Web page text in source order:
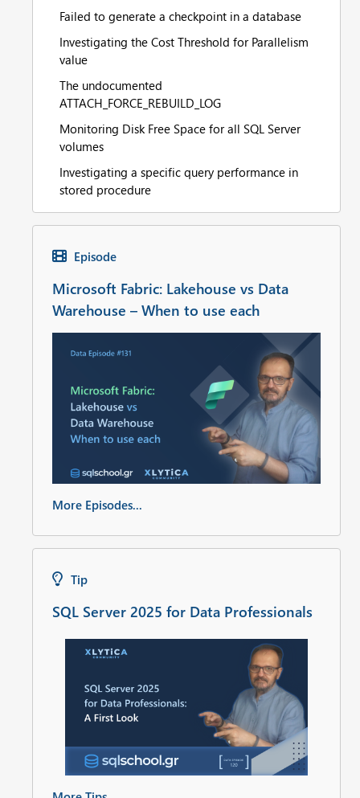
Failed to generate a checkpoint in a database
Investigating the Cost Threshold for Parallelism
value
The undocumented
ATTACH_FORCE_REBUILD_LOG
Monitoring Disk Free Space for all SQL Server
volumes
Investigating a specific query performance in
stored procedure
Episode
Microsoft Fabric: Lakehouse vs Data
Warehouse – When to use each
More Episodes...
Tip
SQL Server 2025 for Data Professionals